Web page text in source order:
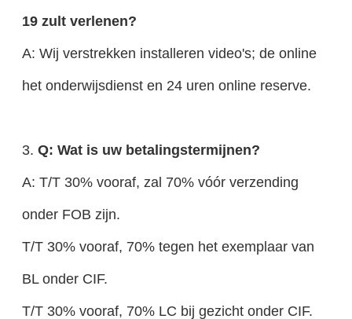
19 zult verlenen?
A: Wij verstrekken installeren video's; de online
het onderwijsdienst en 24 uren online reserve.
3. Q: Wat is uw betalingstermijnen?
A: T/T 30% vooraf, zal 70% vóór verzending
onder FOB zijn.
T/T 30% vooraf, 70% tegen het exemplaar van
BL onder CIF.
T/T 30% vooraf, 70% LC bij gezicht onder CIF.